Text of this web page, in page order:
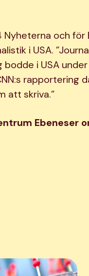
och för
i USA.
bodde i USA
rapportering
att skriva.”
Ebeneser